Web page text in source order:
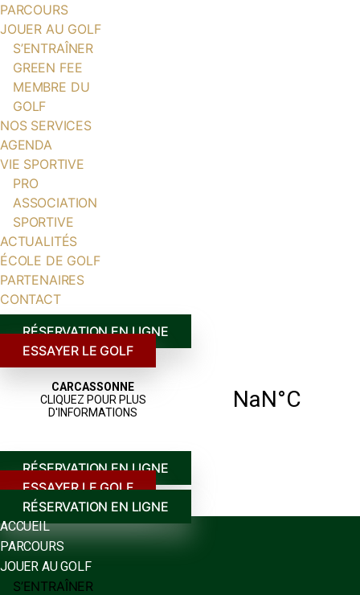
PARCOURS
JOUER AU GOLF
S’ENTRAÎNER
GREEN FEE
MEMBRE DU
GOLF
NOS SERVICES
AGENDA
VIE SPORTIVE
PRO
ASSOCIATION
SPORTIVE
ACTUALITÉS
ÉCOLE DE GOLF
PARTENAIRES
CONTACT
RÉSERVATION EN LIGNE
ESSAYER LE GOLF
RÉSERVATION EN LIGNE
ESSAYER LE GOLF
RÉSERVATION EN LIGNE
ACCUEIL
PARCOURS
JOUER AU GOLF
S’ENTRAÎNER